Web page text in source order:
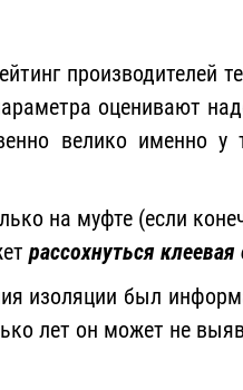
оценивают
велико именно
на муфте (если
рассохнуться
изоляции был
лет он может не